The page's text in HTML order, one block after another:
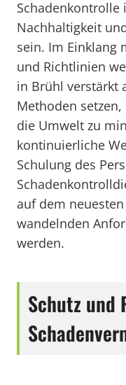
Nachhaltigkeit
sein. Im Einklang
und Richtlinien
in Brühl verstärkt
Methoden
die Umwelt zu
kontinuierliche
Schulung des
auf dem
wandelnden
werden.
Schutz und